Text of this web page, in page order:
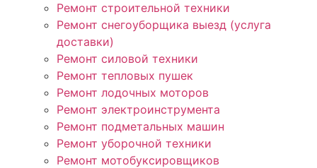
Ремонт строительной техники
Ремонт снегоуборщика выезд (услуга
доставки)
Ремонт силовой техники
Ремонт тепловых пушек
Ремонт лодочных моторов
Ремонт электроинструмента
Ремонт подметальных машин
Ремонт уборочной техники
Ремонт мотобуксировщиков